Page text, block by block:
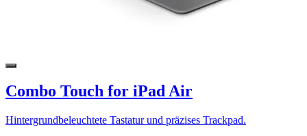
Combo Touch for iPad Air
Hintergrundbeleuchtete Tastatur und präzises Trackpad.